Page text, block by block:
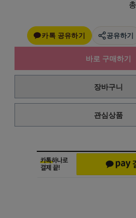
카톡 공유하기 공유하기
바로 구매하기
장바구니
관심상품